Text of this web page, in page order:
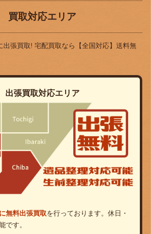
買取対応エリア
出張買取! 宅配買取なら
【全国対応】送料無
出張買取対応エリア
無料出張買取を行っております。休日・
です。